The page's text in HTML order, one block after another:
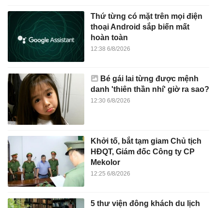
Thứ từng có mặt trên mọi điện
thoại Android sắp biến mất
hoàn toàn
12:38 6/8/2026
Bé gái lai từng được mệnh
danh 'thiên thần nhí' giờ ra sao?
12:30 6/8/2026
Khởi tố, bắt tạm giam Chủ tịch
HĐQT, Giám đốc Công ty CP
Mekolor
12:25 6/8/2026
5 thư viện đông khách du lịch